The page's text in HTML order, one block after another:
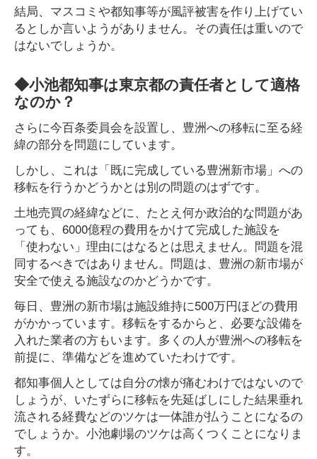
結局、マスコミや都知事等が風評被害を作り上げてい
るとしか言いようがありません。その責任は重いので
はないでしょうか。
◆小池都知事は東京都の責任者として適格
なのか？
さらに今百条委員会を設置し、豊洲への移転に至る経
緯の部分を問題にしています。
しかし、これは「既に完成している豊洲新市場」への
移転を行うかどうかとは別の問題のはずです。
土地売買の経緯などに、たとえ何か政治的な問題があ
っても、6000億程の費用をかけて完成した施設を
「使わない」理由にはなるとは思えません。問題を混
同するべきではありません。問題は、豊洲の新市場が
安全で使える施設なのかどうかです。
毎日、豊洲の新市場は施設維持に500万円ほどの費用
がかかっています。移転をするからと、必要な設備を
入れた業者の方もいます。多くの人が豊洲への移転を
前提に、準備などを進めていたわけです。
都知事個人としては自分の懐が痛むわけではないので
しょうが、いたずらに移転を先延ばしにした結果垂れ
流される経費などのツケは一体誰が払うことになるの
でしょうか。小池劇場のツケは高くつくことになりま
す。